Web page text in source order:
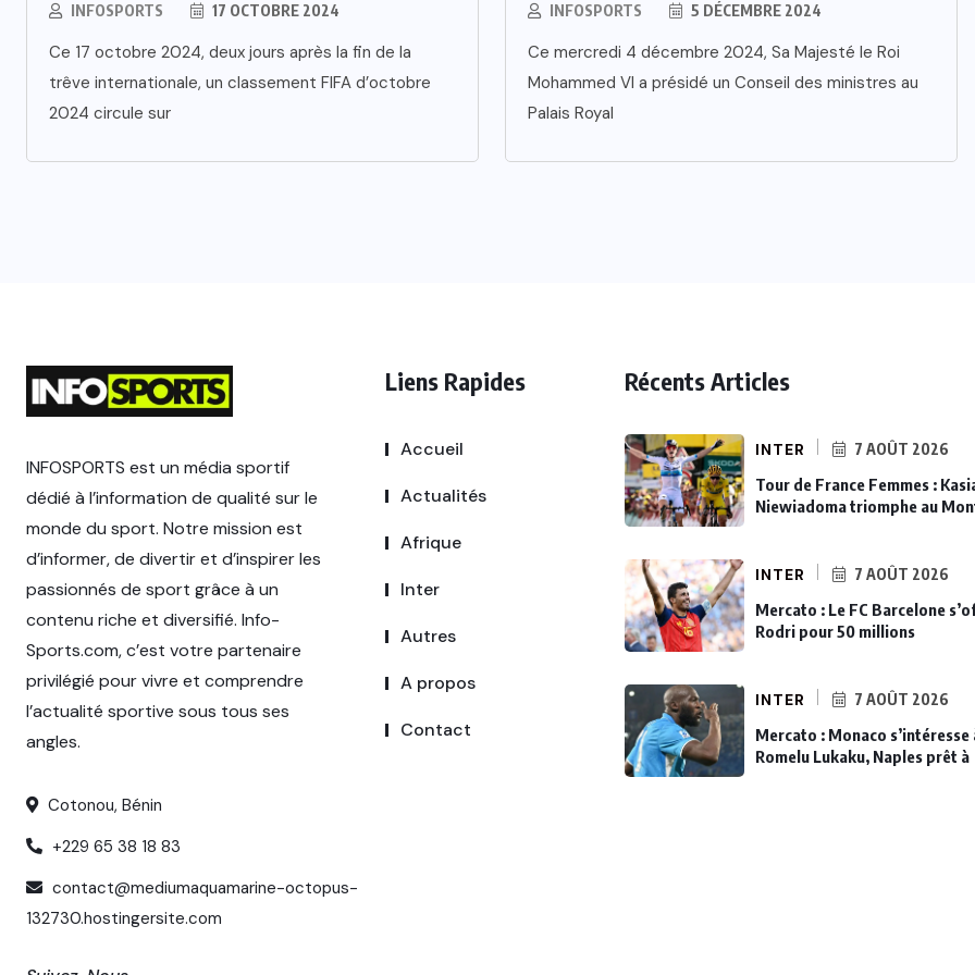
INFOSPORTS 17 OCTOBRE 2024
Ce 17 octobre 2024, deux jours après la fin de la
trêve internationale, un classement FIFA d’octobre
2024 circule sur
INFOSPORTS 5 DÉCEMBRE 2024
Ce mercredi 4 décembre 2024, Sa Majesté le Roi
Mohammed VI a présidé un Conseil des ministres au
Palais Royal
INFOSPORTS est un média sportif
dédié à l’information de qualité sur le
monde du sport. Notre mission est
d’informer, de divertir et d’inspirer les
passionnés de sport grâce à un
contenu riche et diversifié. Info-
Sports.com, c’est votre partenaire
privilégié pour vivre et comprendre
l’actualité sportive sous tous ses
angles.
Cotonou, Bénin
+229 65 38 18 83
contact@mediumaquamarine-octopus-
132730.hostingersite.com
Liens Rapides
Accueil
Actualités
Afrique
Inter
Autres
A propos
Contact
Récents Articles
INTER 7 AOÛT 2026
Tour de France Femmes :
Niewiadoma triomphe au
INTER 7 AOÛT 2026
Mercato : Le FC Barcelone
Rodri pour 50 millions
INTER 7 AOÛT 2026
Mercato : Monaco s’intéresse
Romelu Lukaku, Naples prêt à